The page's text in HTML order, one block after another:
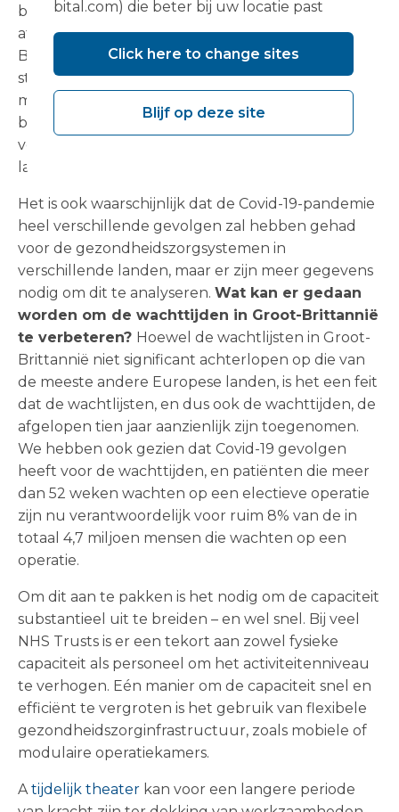
basis zijn er grote ongelijkheden in de toegang,
afhankelijk van waar de patiënt woont.
Bijvoorbeeld de maximale wachttijd voor een
staaroperatievarieert tussen landenvan een
maand in Denemarken tot 1,5 jaar in Estland. Zelfs
binnen een land kunnen er aanzienlijke
verschillen bestaan tussen de toegang in
landelijke en grootstedelijke gebieden.
Het is ook waarschijnlijk dat de Covid-19-pandemie
heel verschillende gevolgen zal hebben gehad
voor de gezondheidszorgsystemen in
verschillende landen, maar er zijn meer gegevens
nodig om dit te analyseren. Wat kan er gedaan
worden om de wachttijden in Groot-Brittannië
te verbeteren? Hoewel de wachtlijsten in Groot-
Brittannië niet significant achterlopen op die van
de meeste andere Europese landen, is het een feit
dat de wachtlijsten, en dus ook de wachttijden, de
afgelopen tien jaar aanzienlijk zijn toegenomen.
We hebben ook gezien dat Covid-19 gevolgen
heeft voor de wachttijden, en patiënten die meer
dan 52 weken wachten op een electieve operatie
zijn nu verantwoordelijk voor ruim 8% van de in
totaal 4,7 miljoen mensen die wachten op een
operatie.
Om dit aan te pakken is het nodig om de capaciteit
substantieel uit te breiden – en wel snel. Bij veel
NHS Trusts is er een tekort aan zowel fysieke
capaciteit als personeel om het activiteitenniveau
te verhogen. Eén manier om de capaciteit snel en
efficiënt te vergroten is het gebruik van flexibele
gezondheidszorginfrastructuur, zoals mobiele of
modulaire operatiekamers.
Atijdelijk theater kan voor een langere periode
bital.com) die beter bij uw locatie past
Click here to change sites
Blijf op deze site